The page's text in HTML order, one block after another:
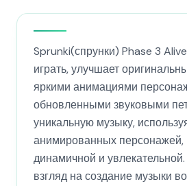
Sprunki(спрунки) Phase 3
играть, улучшает
яркими анимациями
обновленными звуковыми
уникальную музыку,
анимированных персонажей,
динамичной и
взгляд на создание музыки